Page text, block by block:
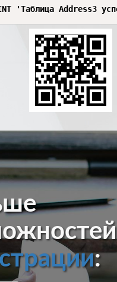
'Таблица Address3
: